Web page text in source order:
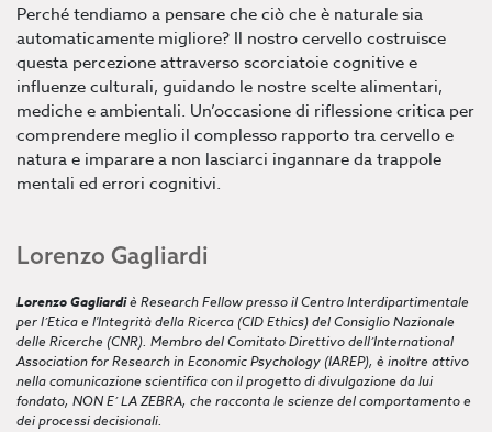
Perché tendiamo a pensare che ciò che è naturale sia
automaticamente migliore? Il nostro cervello costruisce
questa percezione attraverso scorciatoie cognitive e
influenze culturali, guidando le nostre scelte alimentari,
mediche e ambientali. Un’occasione di riflessione critica per
comprendere meglio il complesso rapporto tra cervello e
natura e imparare a non lasciarci ingannare da trappole
mentali ed errori cognitivi.
Lorenzo Gagliardi
Lorenzo Gagliardiè Research Fellow presso il Centro Interdipartimentale
per l’Etica e l'Integrità della Ricerca (CID Ethics) del Consiglio Nazionale
delle Ricerche (CNR). Membro del Comitato Direttivo dell’International
Association for Research in Economic Psychology (IAREP), è inoltre attivo
nella comunicazione scientifica con il progetto di divulgazione da lui
fondato, NON E’ LA ZEBRA, che racconta le scienze del comportamento e
dei processi decisionali.